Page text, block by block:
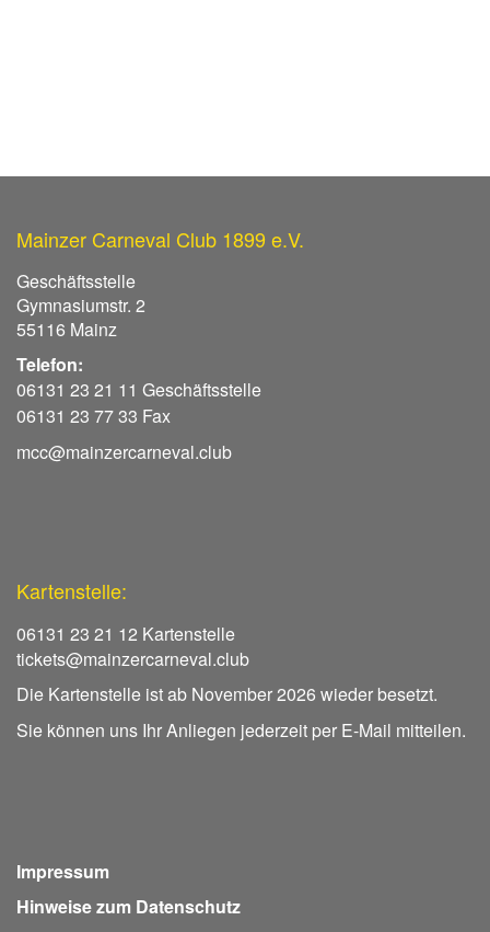
Mainzer Carneval Club 1899 e.V.
Geschäftsstelle
Gymnasiumstr. 2
55116 Mainz
Telefon:
06131 23 21 11 Geschäftsstelle
06131 23 77 33 Fax
mcc@mainzercarneval.club
Kartenstelle:
06131 23 21 12 Kartenstelle
tickets@mainzercarneval.club
Die Kartenstelle ist ab November 2026 wieder besetzt.
Sie können uns Ihr Anliegen jederzeit per E-Mail mitteilen.
Impressum
Hinweise zum Datenschutz